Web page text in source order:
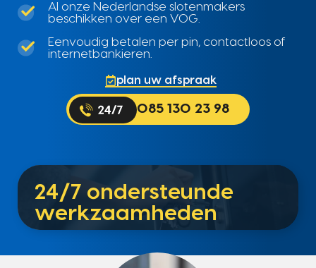
Al onze Nederlandse slotenmakers
beschikken over een VOG.
Eenvoudig betalen per pin, contactloos of
internetbankieren.
plan uw afspraak
085 130 23 98
24/7 ondersteunde
werkzaamheden